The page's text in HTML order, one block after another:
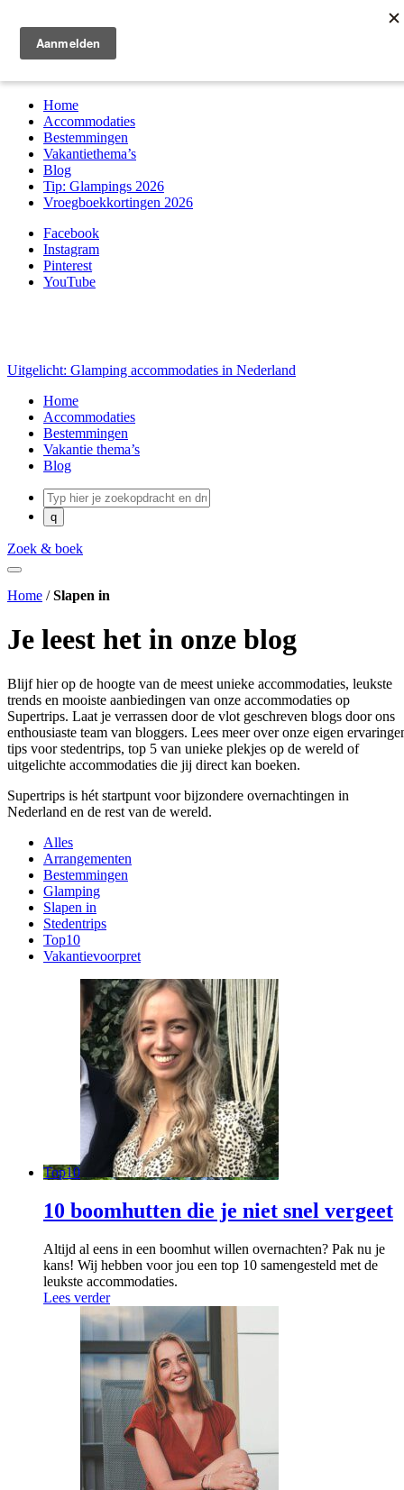
Home
Accommodaties
Bestemmingen
Vakantiethema’s
Blog
Tip: Glampings 2026
Vroegboekkortingen 2026
Facebook
Instagram
Pinterest
YouTube
Uitgelicht: Glamping accommodaties in Nederland
Home
Accommodaties
Bestemmingen
Vakantie thema’s
Blog
Zoek & boek
Home /Slapen in
Je leest het in onze blog
Blijf hier op de hoogte van de meest unieke accommodaties, leukste
trends en mooiste aanbiedingen van onze accommodaties op
Supertrips. Laat je verrassen door de vlot geschreven blogs door ons
enthousiaste team van bloggers. Lees meer over onze eigen
tips voor stedentrips, top 5 van unieke plekjes op de wereld of
uitgelichte accommodaties die jij direct kan boeken.
Supertrips is hét startpunt voor bijzondere overnachtingen in
Nederland en de rest van de wereld.
Alles
Arrangementen
Bestemmingen
Glamping
Slapen in
Stedentrips
Top10
Vakantievoorpret
Top10
10 boomhutten die je niet snel vergeet
Altijd al eens in een boomhut willen overnachten? Pak nu je
kans! Wij hebben voor jou een top 10 samengesteld met de
leukste accommodaties.
Lees verder